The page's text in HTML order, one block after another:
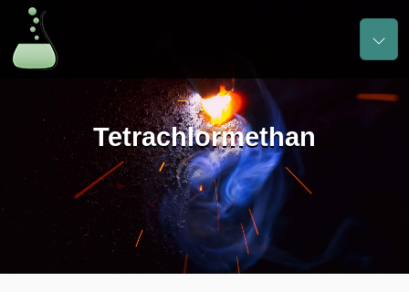
Tetrachlormethan